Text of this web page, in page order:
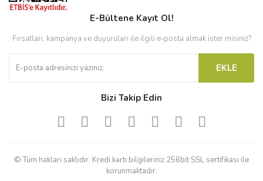
E-Bültene Kayıt Ol!
Fırsatları, kampanya ve duyuruları ile ilgili e-posta almak ister misiniz?
EKLE
Bizi Takip Edin
© Tüm hakları saklıdır. Kredi kartı bilgileriniz 256bit SSL sertifikası ile
korunmaktadır.